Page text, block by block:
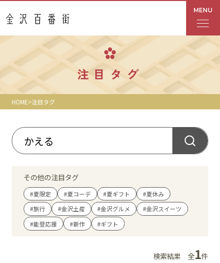
MENU
フロアガイド
あんと
Rinto
あんと西
レストラン・カフェ
ショップニュース
注目タグ
HOME 注目タグ
その他の注目タグ
#夏限定 #夏コーデ #夏ギフト
#夏休み
#旅行
#金沢土産 #金沢グルメ
#金沢スイーツ
#能登応援
#新作 #ギフト
検索結果 全1件